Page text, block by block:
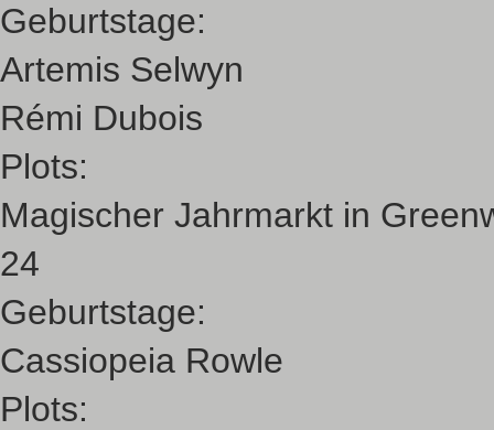
Geburtstage:
Artemis Selwyn
Rémi Dubois
Plots:
Magischer Jahrmarkt in
24
Geburtstage:
Cassiopeia Rowle
Plots: